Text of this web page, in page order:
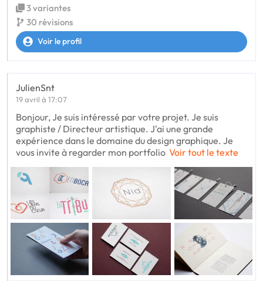
3 variantes
30 révisions
Voir le profil
JulienSnt
19 avril à 17:07
Bonjour, Je suis intéressé par votre projet. Je suis
graphiste / Directeur artistique. J'ai une grande
expérience dans le domaine du design graphique. Je
vous invite à regarder mon portfolio Voir tout le texte